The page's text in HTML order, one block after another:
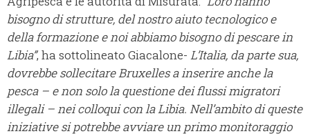
bisogno di strutture, del nostro aiuto tecnologico e
della formazione e noi abbiamo bisogno di pescare in
Libia”, ha sottolineato Giacalone- L’Italia, da parte sua,
dovrebbe sollecitare Bruxelles a inserire anche la
pesca – e non solo la questione dei flussi migratori
illegali – nei colloqui con la Libia. Nell’ambito di queste
iniziative si potrebbe avviare un primo monitoraggio